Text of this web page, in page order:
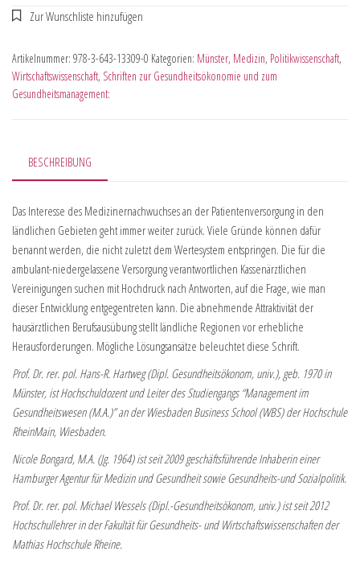
Artikelnummer: 978-3-643-13309-0 Kategorien: Münster, Medizin, Politikwissenschaft,
Wirtschaftswissenschaft, Schriften zur Gesundheitsökonomie und zum
Gesundheitsmanagement:
BESCHREIBUNG
Das Interesse des Medizinernachwuchses an der Patientenversorgung in den
ländlichen Gebieten geht immer weiter zurück. Viele Gründe können dafür
benannt werden, die nicht zuletzt dem Wertesystem entspringen. Die für die
ambulant-niedergelassene Versorgung verantwortlichen Kassenärztlichen
Vereinigungen suchen mit Hochdruck nach Antworten, auf die Frage, wie man
dieser Entwicklung entgegentreten kann. Die abnehmende Attraktivität der
hausärztlichen Berufsausübung stellt ländliche Regionen vor erhebliche
Herausforderungen. Mögliche Lösungsansätze beleuchtet diese Schrift.
Prof. Dr. rer. pol. Hans-R. Hartweg (Dipl. Gesundheitsökonom, univ.), geb. 1970 in
Münster, ist Hochschuldozent und Leiter des Studiengangs “Management im
Gesundheitswesen (M.A.)” an der Wiesbaden Business School (WBS) der Hochschule
RheinMain, Wiesbaden.
Nicole Bongard, M.A. (Jg. 1964) ist seit 2009 geschäftsführende Inhaberin einer
Hamburger Agentur für Medizin und Gesundheit sowie Gesundheits-und Sozialpolitik.
Prof. Dr. rer. pol. Michael Wessels (Dipl.-Gesundheitsökonom, univ.) ist seit 2012
Hochschullehrer in der Fakultät für Gesundheits- und Wirtschaftswissenschaften der
Mathias Hochschule Rheine.